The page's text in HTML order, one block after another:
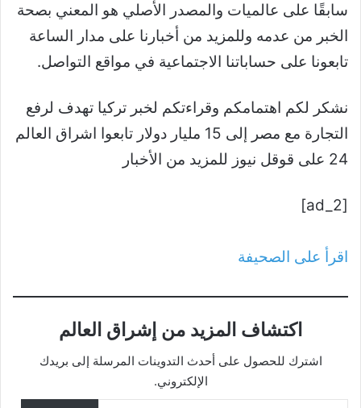
سابقًا على عالميات والمصدر الأصلي هو المعني بصحة
الخبر من عدمه وللمزيد من أخبارنا على مدار الساعة
تابعونا على حساباتنا الاجتماعية في مواقع التواصل.
نشكر لكم اهتمامكم وقراءتكم لخبر تركيا تهدف لرفع
التجارة مع مصر إلى 15 مليار دولار تابعوا اشراق العالم
24 على قوقل نيوز للمزيد من الأخبار
[ad_2]
اقرأ على الصحيفة
اكتشاف المزيد من إشراق العالم
اشترك للحصول على أحدث التدوينات المرسلة إلى بريدك
الإلكتروني.
كتابة بريدك الإلكتروني...